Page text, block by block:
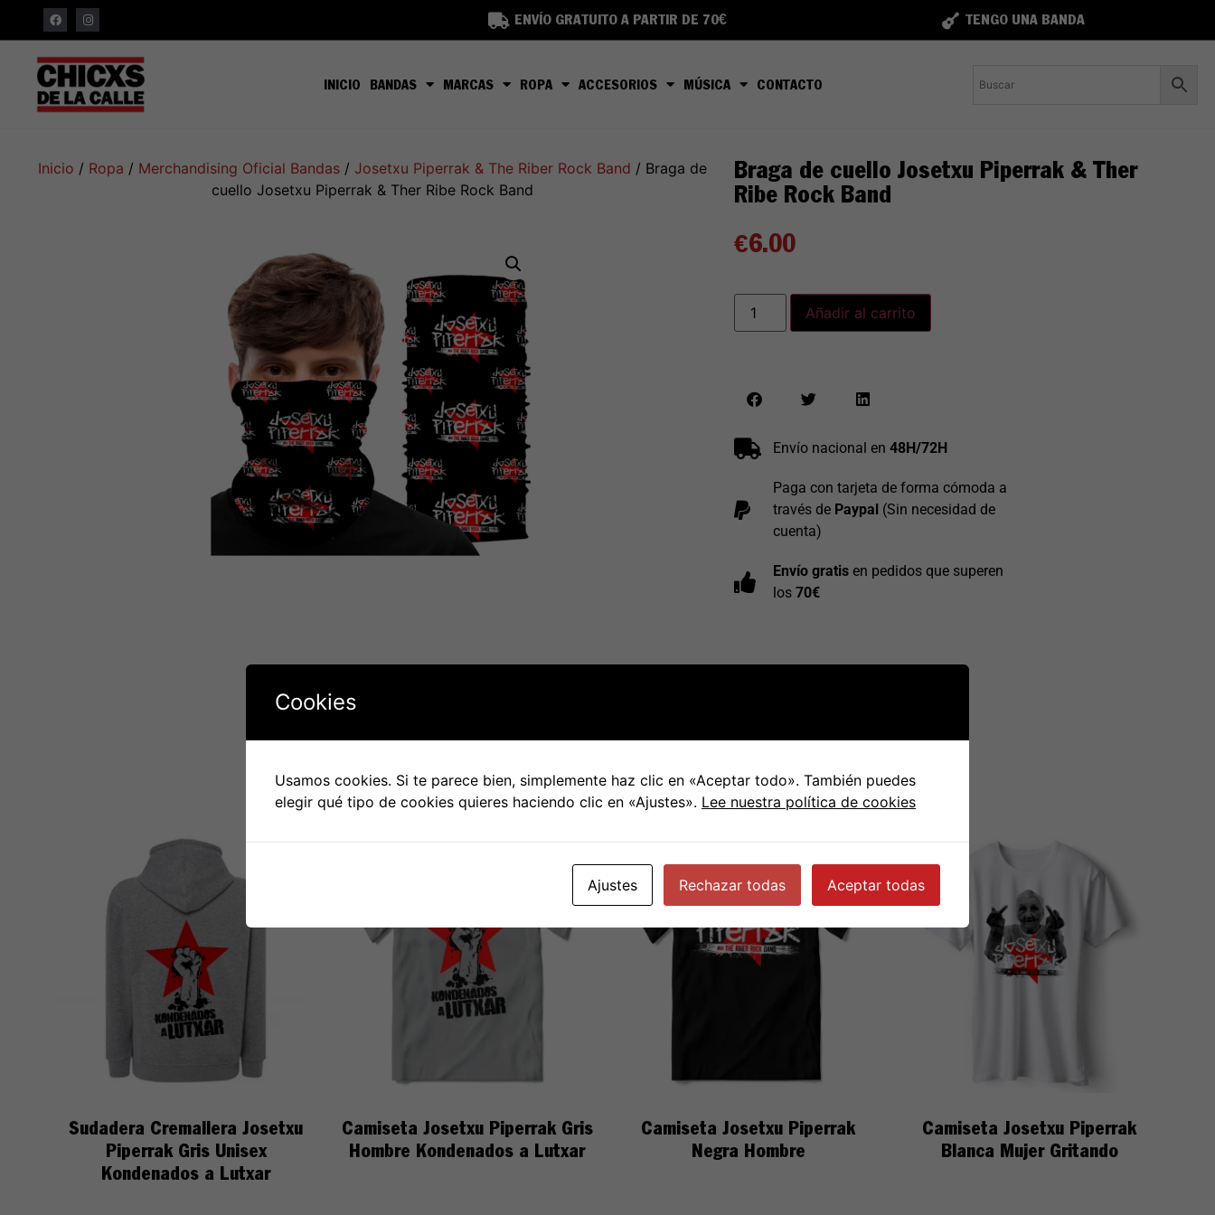
ENVÍO GRATUITO A PARTIR DE 70€ TENGO UNA BANDA
INICIO BANDAS MARCAS ROPA ACCESORIOS MÚSICA CONTACTO
Inicio / Ropa / Merchandising Oficial Bandas/ Josetxu Piperrak & The Riber Rock Band / Braga de
cuello Josetxu Piperrak & Ther Ribe Rock Band
Braga de cuello Josetxu Piperrak & Ther
Ribe Rock Band
€6.00
Añadir al carrito
Envío nacional en48H/72H
Paga con tarjeta de forma cómoda a
través de Paypal (Sin necesidad de
cuenta)
Envío gratis en pedidos que superen
los70€
PRODUCTOS RELACIONADOS
Sudadera Cremallera Josetxu
Piperrak Gris Unisex
Kondenados a Lutxar
Camiseta Josetxu Piperrak Gris
Hombre Kondenados a Lutxar
Camiseta Josetxu Piperrak
Negra Hombre
Camiseta Josetxu Piperrak
Blanca Mujer Gritando
Cookies
Usamos cookies. Si te parece bien, simplemente haz clic en «Aceptar todo». También puedes
elegir qué tipo de cookies quieres haciendo clic en «Ajustes». Lee nuestra política de cookies
Ajustes Rechazar todas Aceptar todas